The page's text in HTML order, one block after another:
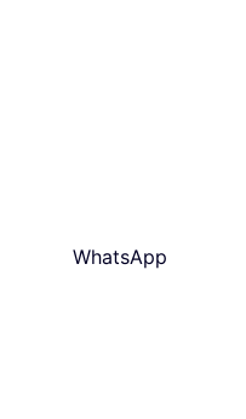
WhatsApp